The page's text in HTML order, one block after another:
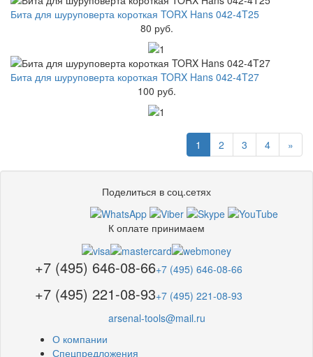
Бита для шуруповерта короткая TORX Hans 042-4T25
80 руб.
Бита для шуруповерта короткая TORX Hans 042-4T27
100 руб.
1 2 3 4 »
Поделиться в соц.сетях
К оплате принимаем
+7 (495) 646-08-66+7 (495) 646-08-66
+7 (495) 221-08-93+7 (495) 221-08-93
arsenal-tools@mail.ru
О компании
Спецпредложения